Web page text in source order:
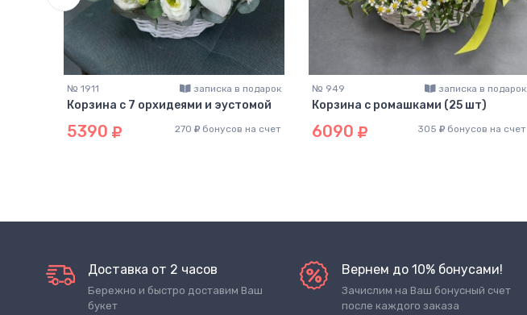
№ 1911 записка в подарок
Корзина с 7 орхидеями и эустомой
5390 270 бонусов на счет
№ 949 записка в подарок
Корзина с ромашками (25 шт)
6090 305 бонусов на счет
Доставка от 2 часов
Бережно и быстро доставим Ваш
букет
Вернем до 10% бонусами!
Зачислим на Ваш бонусный счет
после каждого заказа